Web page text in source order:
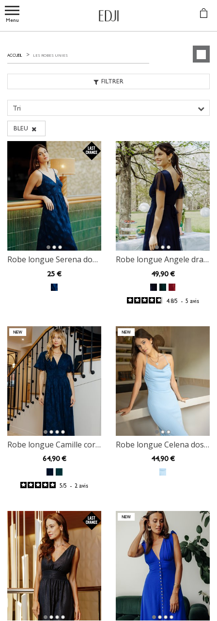
Menu
FILTRER
ACCUEIL LES ROBES UNIES
Tri
BLEU
Robe longue Serena dos nu
25 €
Robe longue Angele drapée
49,90 €
4.8/5 - 5 avis
Robe longue Camille corset
64,90 €
5/5 - 2 avis
Robe longue Celena dos nu
44,90 €